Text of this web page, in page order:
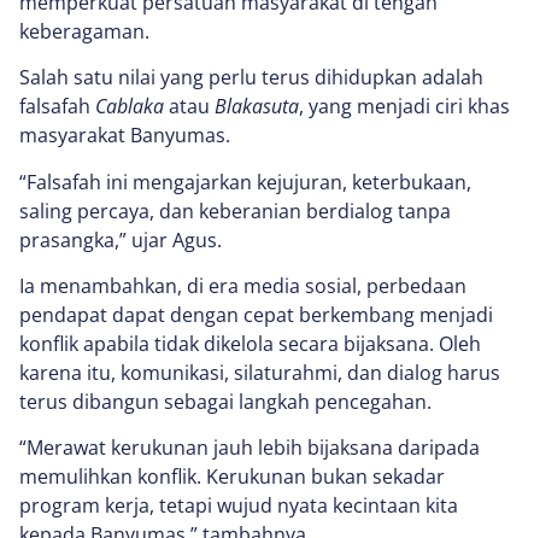
keberagaman.
Salah satu nilai yang perlu terus dihidupkan adalah
falsafah Cablakaatau Blakasuta, yang menjadi ciri khas
masyarakat Banyumas.
“Falsafah ini mengajarkan kejujuran, keterbukaan,
saling percaya, dan keberanian berdialog tanpa
prasangka,” ujar Agus.
Ia menambahkan, di era media sosial, perbedaan
pendapat dapat dengan cepat berkembang menjadi
konflik apabila tidak dikelola secara bijaksana. Oleh
karena itu, komunikasi, silaturahmi, dan dialog harus
terus dibangun sebagai langkah pencegahan.
“Merawat kerukunan jauh lebih bijaksana daripada
memulihkan konflik. Kerukunan bukan sekadar
program kerja, tetapi wujud nyata kecintaan kita